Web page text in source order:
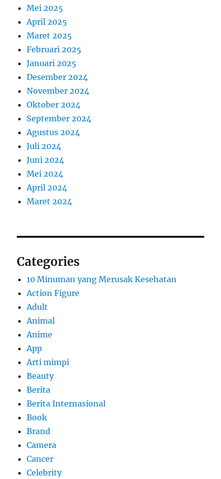
Mei 2025
April 2025
Maret 2025
Februari 2025
Januari 2025
Desember 2024
November 2024
Oktober 2024
September 2024
Agustus 2024
Juli 2024
Juni 2024
Mei 2024
April 2024
Maret 2024
Categories
10 Minuman yang Merusak Kesehatan
Action Figure
Adult
Animal
Anime
App
Arti mimpi
Beauty
Berita
Berita Internasional
Book
Brand
Camera
Cancer
Celebrity